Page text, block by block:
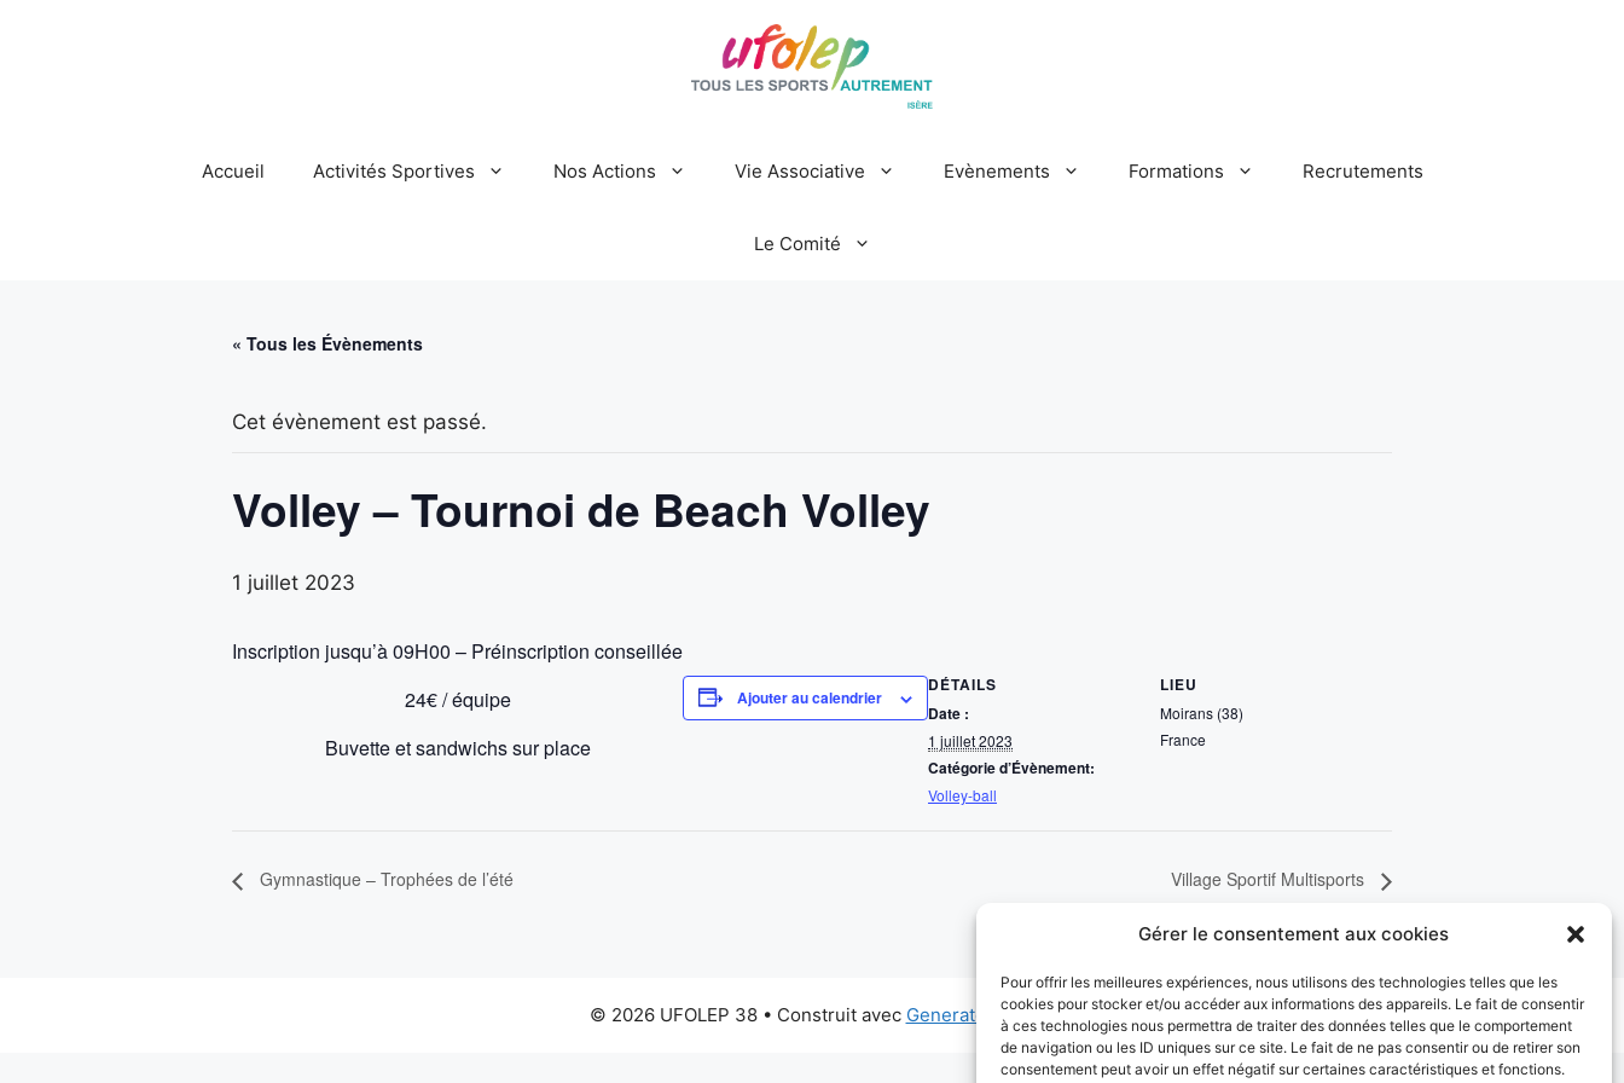
Gérer le consentement aux cookies
Pour offrir les meilleures expériences, nous utilisons des technologies telles que les
cookies pour stocker et/ou accéder aux informations des appareils. Le fait de consentir
à ces technologies nous permettra de traiter des données telles que le comportement
de navigation ou les ID uniques sur ce site. Le fait de ne pas consentir ou de retirer son
consentement peut avoir un effet négatif sur certaines caractéristiques et fonctions.
Accueil Activités Sportives Nos Actions Vie Associative Evènements Formations Recrutements
Le Comité
« Tous les Évènements
Cet évènement est passé.
Volley – Tournoi de Beach Volley
1 juillet 2023
Inscription jusqu’à 09H00 – Préinscription conseillée
24€ / équipe
Buvette et sandwichs sur place
Ajouter au calendrier
DÉTAILS
Date :
1 juillet 2023
Catégorie d’Évènement:
Volley-ball
LIEU
Moirans (38)
France
Gymnastique – Trophées de l’été Village Sportif Multisports
© 2026 UFOLEP 38• Construit avec GeneratePress